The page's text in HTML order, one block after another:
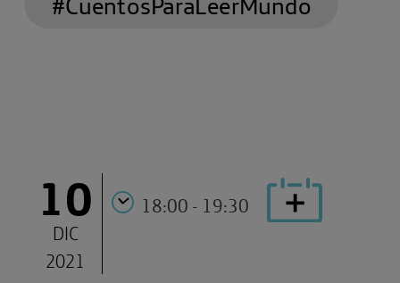
10
DIC
2021
18:00 - 19:30